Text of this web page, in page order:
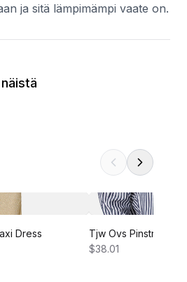
ja sitä lämpimämpi vaate on.
Dress
Tjw Ovs Pinstripe
$38.01